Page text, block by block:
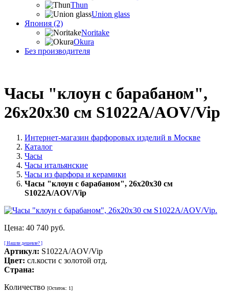
Thun
Union glass
Япония (2)
Noritake
Okura
Без производителя
Часы "клоун с барабаном",
26х20х30 см S1022A/AOV/Vip
Интернет-магазин фарфоровых изделий в Москве
Каталог
Часы
Часы итальянские
Часы из фарфора и керамики
Часы "клоун с барабаном", 26х20х30 см
S1022A/AOV/Vip
Цена: 40 740 руб.
[ Нашли дешевле? ]
Артикул: S1022A/AOV/Vip
Цвет: сл.кости с золотой отд.
Страна:
Количество [Остаток: 1]